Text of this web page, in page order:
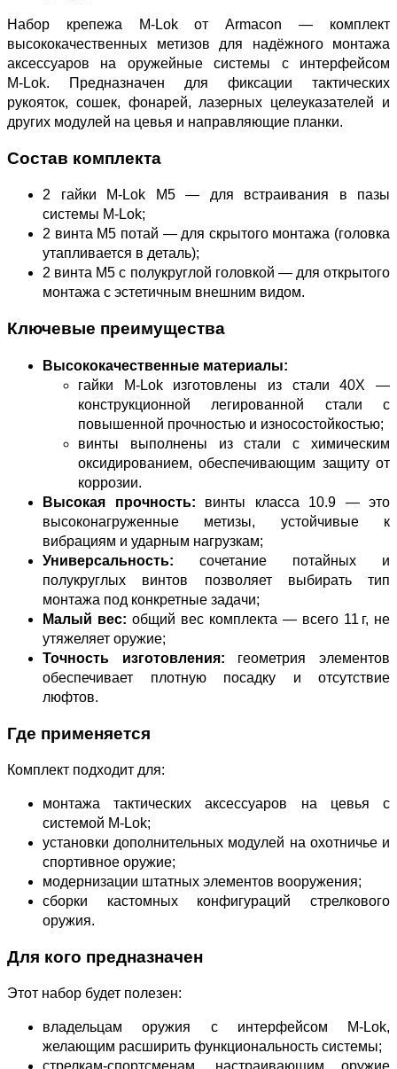
Набор крепежа M‑Lok от Armacon — комплект
высококачественных метизов для надёжного монтажа
аксессуаров на оружейные системы с интерфейсом
M‑Lok. Предназначен для фиксации тактических
рукояток, сошек, фонарей, лазерных целеуказателей и
других модулей на цевья и направляющие планки.
Состав комплекта
2 гайки M‑Lok М5 — для встраивания в пазы
системы M‑Lok;
2 винта М5 потай — для скрытого монтажа (головка
утапливается в деталь);
2 винта М5 с полукруглой головкой — для открытого
монтажа с эстетичным внешним видом.
Ключевые преимущества
Высококачественные материалы:
гайки M‑Lok изготовлены из стали 40Х —
конструкционной легированной стали с
повышенной прочностью и износостойкостью;
винты выполнены из стали с химическим
оксидированием, обеспечивающим защиту от
коррозии.
Высокая прочность: винты класса 10.9 — это
высоконагруженные метизы, устойчивые к
вибрациям и ударным нагрузкам;
Универсальность: сочетание потайных и
полукруглых винтов позволяет выбирать тип
монтажа под конкретные задачи;
Малый вес: общий вес комплекта — всего 11 г, не
утяжеляет оружие;
Точность изготовления: геометрия элементов
обеспечивает плотную посадку и отсутствие
люфтов.
Где применяется
Комплект подходит для:
монтажа тактических аксессуаров на цевья с
системой M‑Lok;
установки дополнительных модулей на охотничье и
спортивное оружие;
модернизации штатных элементов вооружения;
сборки кастомных конфигураций стрелкового
оружия.
Для кого предназначен
Этот набор будет полезен:
владельцам оружия с интерфейсом M‑Lok,
желающим расширить функциональность системы;